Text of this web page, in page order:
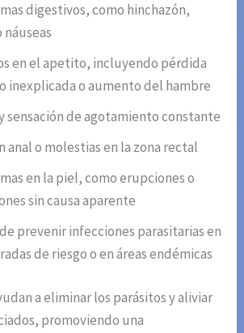
digestivos, como hinchazón,
náuseas
en el apetito, incluyendo pérdida
inexplicada o aumento del hambre
sensación de agotamiento constante
anal o molestias en la zona rectal
en la piel, como erupciones o
sin causa aparente
prevenir infecciones parasitarias en
de riesgo o en áreas endémicas
a eliminar los parásitos y aliviar
promoviendo una